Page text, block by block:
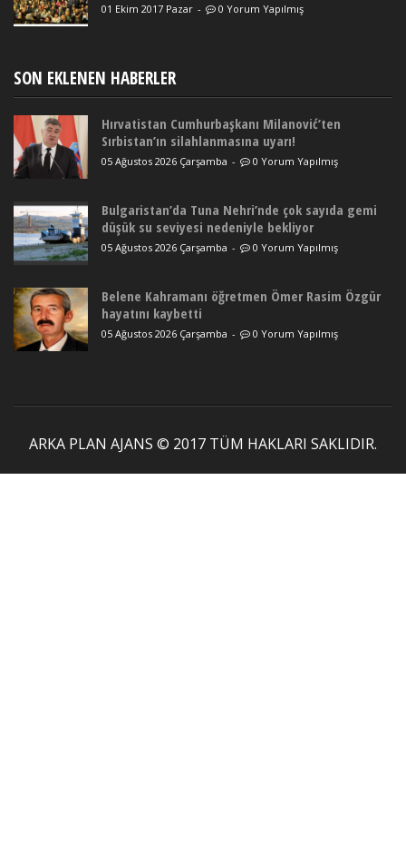
01 Ekim 2017 Pazar - 0 Yorum Yapılmış
SON EKLENEN HABERLER
Hırvatistan Cumhurbaşkanı Milanović’ten
Sırbistan’ın silahlanmasına uyarı!
05 Ağustos 2026 Çarşamba - 0 Yorum Yapılmış
Bulgaristan’da Tuna Nehri’nde çok sayıda gemi
düşük su seviyesi nedeniyle bekliyor
05 Ağustos 2026 Çarşamba - 0 Yorum Yapılmış
Belene Kahramanı öğretmen Ömer Rasim Özgür
hayatını kaybetti
05 Ağustos 2026 Çarşamba - 0 Yorum Yapılmış
ARKA PLAN AJANS © 2017 TÜM HAKLARI SAKLIDIR.